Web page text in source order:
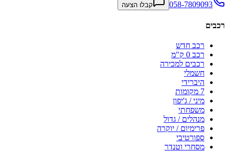
058-7809093 קבלו הצעה
רכבים
רכב חדש
רכב 0 ק"מ
רכבים למכירה
חשמלי
היברידי
7 מקומות
מיני / ג'יפון
משפחתי
מנהלים / גדול
פרימיום / יוקרה
ספורטיבי
מסחרי וטנדר